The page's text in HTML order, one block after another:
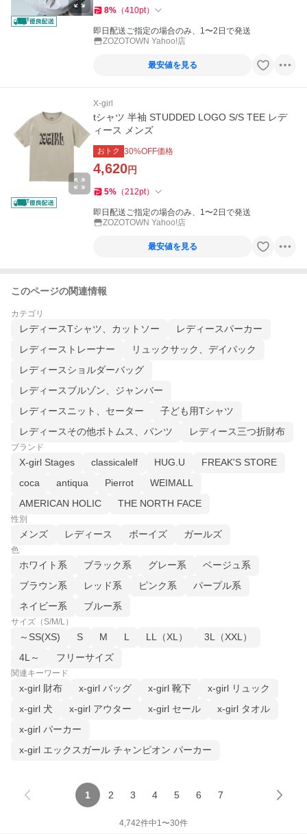
8% （410pt）
即日配送ご指定の場合のみ、1〜2日で発送
ZOZOTOWN Yahoo!店
最安値を見る
X-girl
tシャツ 半袖 STUDDED LOGO S/S TEE レデ
ィース メンズ
おトク 30%OFF価格
4,620円
5% （212pt）
即日配送ご指定の場合のみ、1〜2日で発送
ZOZOTOWN Yahoo!店
最安値を見る
このページの関連情報
カテゴリ
レディースTシャツ、カットソー
レディースパーカー
レディーストレーナー
リュックサック、デイパック
レディースショルダーバッグ
レディースブルゾン、ジャンバー
レディースニット、セーター
子ども用Tシャツ
レディースその他ボトムス、パンツ
レディース三つ折財布
ブランド
X-girl Stages classicalelf HUG.U
FREAK'S STORE
coca
antiqua Pierrot
WEIMALL
AMERICAN HOLIC
THE NORTH FACE
性別
メンズ レディース ボーイズ ガールズ
色
ホワイト系 ブラック系 グレー系
ベージュ系
ブラウン系
レッド系 ピンク系
パープル系
ネイビー系
ブルー系
サイズ（S/M/L）
～SS(XS) S M L LL（XL）
3L（XXL）
4L～
フリーサイズ
関連キーワード
x-girl 財布 x-girl バッグ x-girl 靴下
x-girl リュック
x-girl 犬
x-girl アウター x-girl セール
x-girl タオル
x-girl パーカー
x-girl エックスガール チャンピオン パーカー
1 2 3 4 5 6 7
4,742件中1〜30件